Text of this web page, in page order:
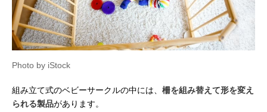
Photo by iStock
組み立て式のベビーサークルの中には、 柵を組み替えて形を変え
られる製品があります。